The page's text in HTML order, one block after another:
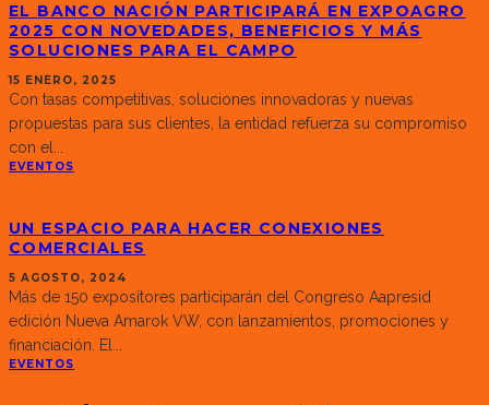
EL BANCO NACIÓN PARTICIPARÁ EN EXPOAGRO
2025 CON NOVEDADES, BENEFICIOS Y MÁS
SOLUCIONES PARA EL CAMPO
15 ENERO, 2025
Con tasas competitivas, soluciones innovadoras y nuevas
propuestas para sus clientes, la entidad refuerza su compromiso
con el
EVENTOS
UN ESPACIO PARA HACER CONEXIONES
COMERCIALES
5 AGOSTO, 2024
Más de 150 expositores participarán del Congreso Aapresid
edición Nueva Amarok VW, con lanzamientos, promociones y
financiación. El
EVENTOS